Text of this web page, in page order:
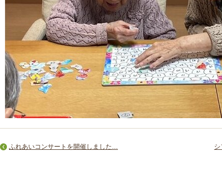
ふれあいコンサートを開催しました...